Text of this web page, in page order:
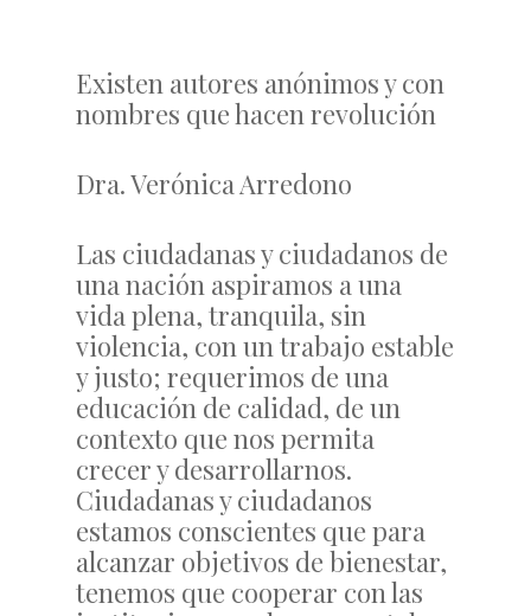
Existen autores anónimos y con
nombres que hacen revolución
Dra. Verónica Arredono
Las ciudadanas y ciudadanos de
una nación aspiramos a una
vida plena, tranquila, sin
violencia, con un trabajo estable
y justo; requerimos de una
educación de calidad, de un
contexto que nos permita
crecer y desarrollarnos.
Ciudadanas y ciudadanos
estamos conscientes que para
alcanzar objetivos de bienestar,
tenemos que cooperar con las